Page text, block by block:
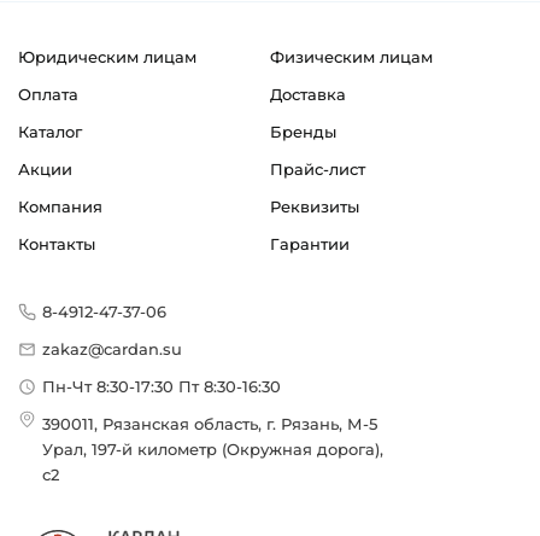
Юридическим лицам
Физическим лицам
Оплата
Доставка
Каталог
Бренды
Акции
Прайс-лист
Компания
Реквизиты
Контакты
Гарантии
8-4912-47-37-06
zakaz@cardan.su
Пн-Чт 8:30-17:30 Пт 8:30-16:30
390011, Рязанская область, г. Рязань, М-5
Урал, 197-й километр (Окружная дорога),
с2